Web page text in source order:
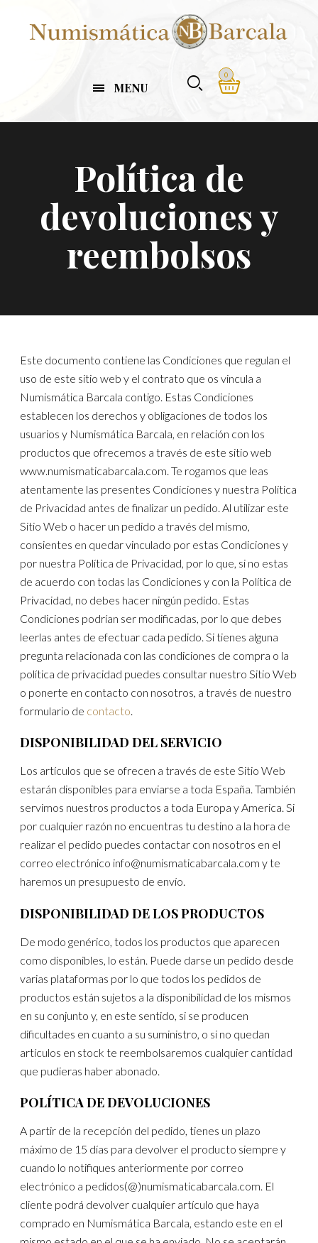
MENU
0
Política de
devoluciones y
reembolsos
Este documento contiene las Condiciones que regulan el
uso de este sitio web y el contrato que os vincula a
Numismática Barcala contigo. Estas Condiciones
establecen los derechos y obligaciones de todos los
usuarios y Numismática Barcala, en relación con los
productos que ofrecemos a través de este sitio web
www.numismaticabarcala.com. Te rogamos que leas
atentamente las presentes Condiciones y nuestra Política
de Privacidad antes de finalizar un pedido. Al utilizar este
Sitio Web o hacer un pedido a través del mismo,
consientes en quedar vinculado por estas Condiciones y
por nuestra Política de Privacidad, por lo que, si no estas
de acuerdo con todas las Condiciones y con la Política de
Privacidad, no debes hacer ningún pedido. Estas
Condiciones podrían ser modificadas, por lo que debes
leerlas antes de efectuar cada pedido. Si tienes alguna
pregunta relacionada con las condiciones de compra o la
política de privacidad puedes consultar nuestro Sitio Web
o ponerte en contacto con nosotros, a través de nuestro
formulario de contacto.
DISPONIBILIDAD DEL SERVICIO
Los artículos que se ofrecen a través de este Sitio Web
estarán disponibles para enviarse a toda España. También
servimos nuestros productos a toda Europa y America. Si
por cualquier razón no encuentras tu destino a la hora de
realizar el pedido puedes contactar con nosotros en el
correo electrónico info@numismaticabarcala.com y te
haremos un presupuesto de envío.
DISPONIBILIDAD DE LOS PRODUCTOS
De modo genérico, todos los productos que aparecen
como disponibles, lo están. Puede darse un pedido desde
varias plataformas por lo que todos los pedidos de
productos están sujetos a la disponibilidad de los mismos
en su conjunto y, en este sentido, si se producen
dificultades en cuanto a su suministro, o si no quedan
artículos en stock te reembolsaremos cualquier cantidad
que pudieras haber abonado.
POLÍTICA DE DEVOLUCIONES
A partir de la recepción del pedido, tienes un plazo
máximo de 15 días para devolver el producto siempre y
cuando lo notifiques anteriormente por correo
electrónico a pedidos(@)numismaticabarcala.com. El
cliente podrá devolver cualquier artículo que haya
comprado en Numismática Barcala, estando este en el